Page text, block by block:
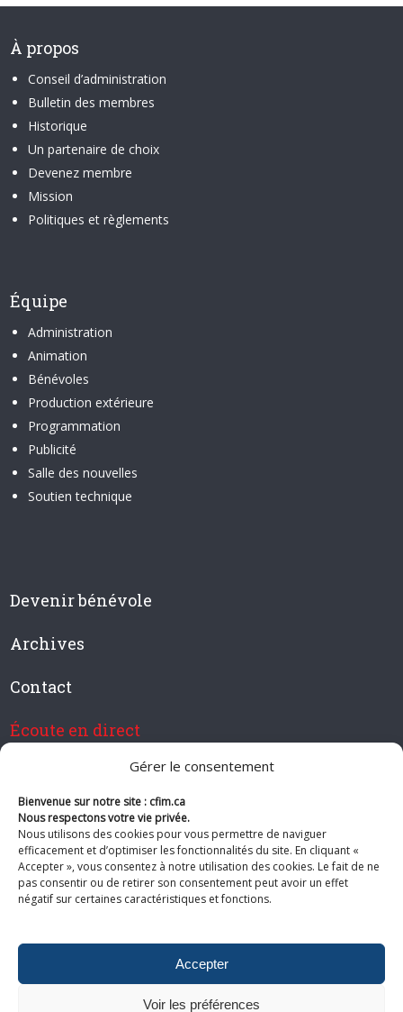
Gérer le consentement
Bienvenue sur notre site : cfim.ca
Nous respectons votre vie privée.
Nous utilisons des cookies pour vous permettre de naviguer
efficacement et d’optimiser les fonctionnalités du site. En cliquant «
Accepter », vous consentez à notre utilisation des cookies. Le fait de ne
pas consentir ou de retirer son consentement peut avoir un effet
négatif sur certaines caractéristiques et fonctions.
Accepter
Voir les préférences
À propos
Conseil d’administration
Bulletin des membres
Historique
Un partenaire de choix
Devenez membre
Mission
Politiques et règlements
Équipe
Administration
Animation
Bénévoles
Production extérieure
Programmation
Publicité
Salle des nouvelles
Soutien technique
Devenir bénévole
Archives
Contact
Écoute en direct
Devenir membre de CFIM
Suivez-nous